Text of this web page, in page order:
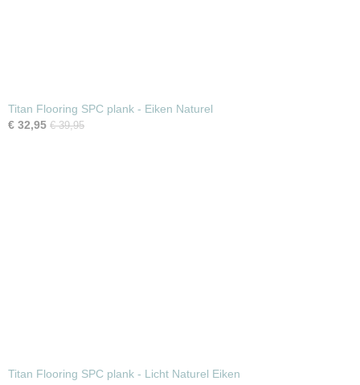
Titan Flooring SPC plank - Eiken Naturel
€ 32,95 € 39,95
Titan Flooring SPC plank - Licht Naturel Eiken